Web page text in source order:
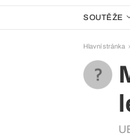
SOUTĚŽE
Hlavní stránka